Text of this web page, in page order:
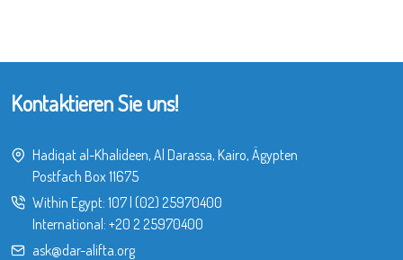
Kontaktieren Sie uns!
Hadiqat al-Khalideen, Al Darassa, Kairo, Ägypten
Postfach Box 11675
Within Egypt: 107| (02) 25970400
International: +20 2 25970400
ask@dar-alifta.org